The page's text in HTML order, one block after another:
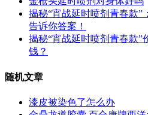
揭秘“宵战延时喷剂青春款
告诉你答案！
揭秘“宵战延时喷剂青春款”
钱？
随机文章
漆皮被染色了怎么办